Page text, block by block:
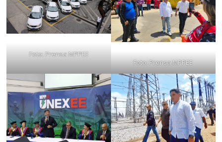
Foto: Prensa MPPEE
Foto: Prensa MPPEE